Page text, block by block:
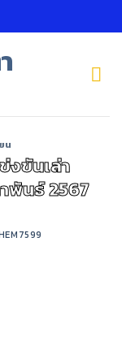
น
งขันเล่า
พันธ์ 2567